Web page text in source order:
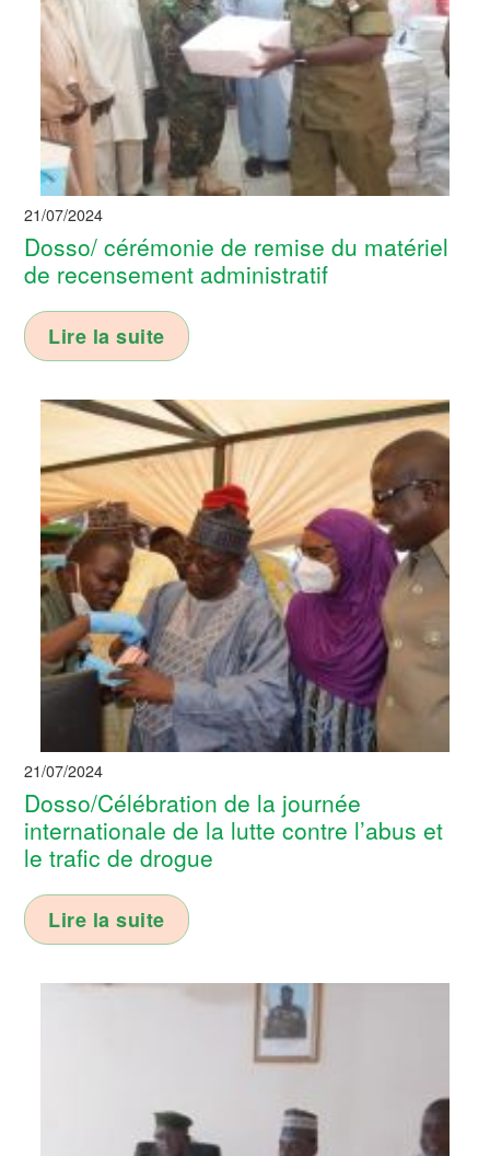
21/07/2024
Dosso/ cérémonie de remise du matériel
de recensement administratif
Lire la suite
21/07/2024
Dosso/Célébration de la journée
internationale de la lutte contre l’abus et
le trafic de drogue
Lire la suite